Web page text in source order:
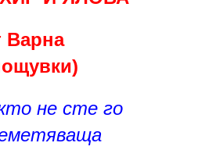
Варна
не сте го